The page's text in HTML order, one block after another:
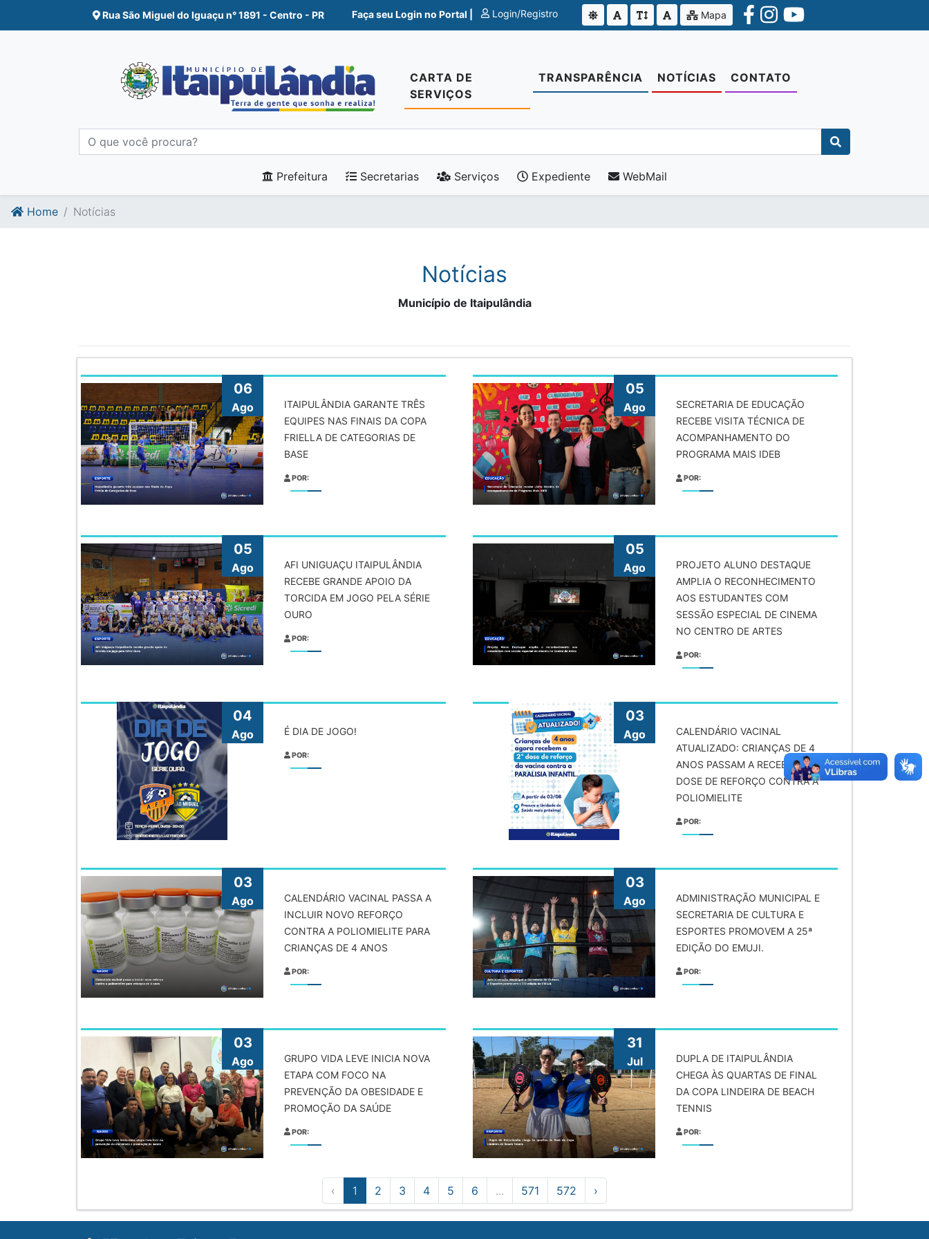
Ir para o conte�do
Ir para o fim do conte�do
Rua São Miguel do Iguaçu n° 1891 - Centro - PR Faça seu Login no Portal | Login/Registro Mapa
CARTA DE
SERVIÇOS
TRANSPARÊNCIA NOTÍCIAS CONTATO
Prefeitura Secretarias Serviços Expediente WebMail
Home Notícias
Notícias
Município de Itaipulândia
06
Ago
ITAIPULÂNDIA GARANTE TRÊS
EQUIPES NAS FINAIS DA COPA
FRIELLA DE CATEGORIAS DE
BASE
POR:
05
Ago
SECRETARIA DE EDUCAÇÃO
RECEBE VISITA TÉCNICA DE
ACOMPANHAMENTO DO
PROGRAMA MAIS IDEB
POR:
05
Ago
AFI UNIGUAÇU ITAIPULÂNDIA
RECEBE GRANDE APOIO DA
TORCIDA EM JOGO PELA SÉRIE
OURO
POR:
05
Ago
PROJETO ALUNO DESTAQUE
AMPLIA O RECONHECIMENTO
AOS ESTUDANTES COM
SESSÃO ESPECIAL DE CINEMA
NO CENTRO DE ARTES
POR:
04
Ago É DIA DE JOGO!
POR:
03
Ago
CALENDÁRIO VACINAL
ATUALIZADO: CRIANÇAS DE 4
ANOS PASSAM A RECEBER A 2ª
DOSE DE REFORÇO CONTRA A
POLIOMIELITE
POR:
03
Ago
CALENDÁRIO VACINAL PASSA A
INCLUIR NOVO REFORÇO
CONTRA A POLIOMIELITE PARA
CRIANÇAS DE 4 ANOS
POR:
03
Ago
ADMINISTRAÇÃO MUNICIPAL E
SECRETARIA DE CULTURA E
ESPORTES PROMOVEM A 25ª
EDIÇÃO DO EMUJI.
POR:
03
Ago
GRUPO VIDA LEVE INICIA NOVA
ETAPA COM FOCO NA
PREVENÇÃO DA OBESIDADE E
PROMOÇÃO DA SAÚDE
POR:
31
Jul
DUPLA DE ITAIPULÂNDIA
CHEGA ÀS QUARTAS DE FINAL
DA COPA LINDEIRA DE BEACH
TENNIS
POR:
‹ 1 2 3 4 5 6 ... 571 572 ›